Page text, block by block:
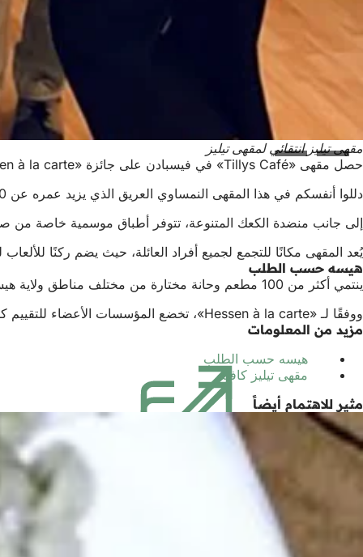
مقهى تيليز انتقائي لمقهى تيليز
حصل مقهى «Tillys Café» في فيسبادن على جائزة «Hessen à la carte» وحصل على لافتة «Hessen à la carte» ذات اللونين الأحمر والأبيض.
دللوا أنفسكم في هذا المقهى النمساوي العريق الذي يزيد عمره عن 130 عامًا، والذي نقله مالكاه الجدد هايدي ستوكهاوزن وتوبياس شوتزه إلى القرن الحادي والعشرين. ويزود المقهى بالحلويات الرائعة التي يصنعها خبير الحلويات مايكل فالز.
إلى جانب منضدة الكعك المتنوعة، تتوفر أطباق موسمية خاصة من
يُعد المقهى مكانًا للتجمع لجميع أفراد العائلة، حيث يضم ركنًا
هيسه حسب الطلب
ينتمي أكثر من 100 مطعم وحانة مختارة من مختلف مناطق ولاية هيسن إلى مبادرة «Hessen à la carte»، وهي أقدم جمعية إقليمية للجودة في ألمانيا. ويمكن التعرف على المؤسسات الأعضاء من خلال لافتة «Hessen à la carte» ذات اللونين الأحمر والأبيض.
ووفقًا لـ «Hessen à la carte»، تخضع المؤسسات الأعضاء للتقييم كل ثلاث سنوات بناءً على قائمة معايير مكونة من 10 نقاط. ويُؤخذ في الاعتبار، من بين أمور أخرى، الطابع الإقليمي والتقاليد والابتكار والأصالة، بالإضافة إلى معايير جودة أخرى محددة.
مزيد من المعلومات
هيسه حسب الطلب
في
علامة
تبويب
مقهى تيليز كافيه(يفتح
في
علامة
مثير للاهتمام أيضاً